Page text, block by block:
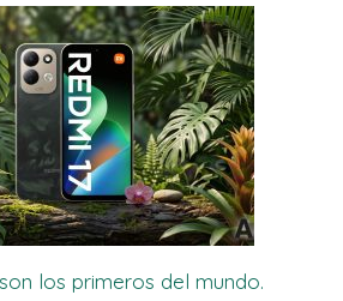
los primeros del mundo.